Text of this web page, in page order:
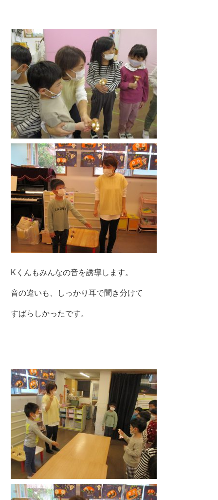
Kくんもみんなの音を誘導します。
音の違いも、しっかり耳で聞き分けて
すばらしかったです。